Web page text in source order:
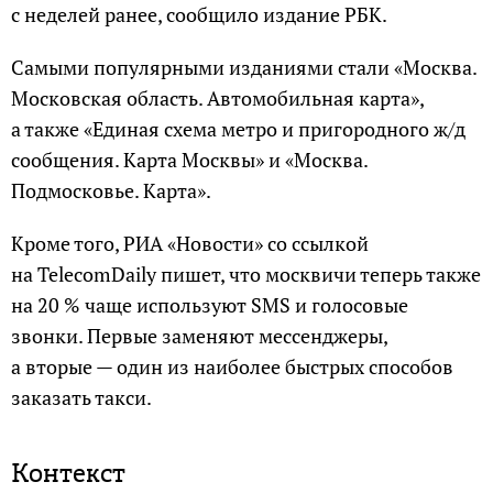
с неделей ранее, сообщило издание РБК.
Самыми популярными изданиями стали «Москва.
Московская область. Автомобильная карта»,
а также «Единая схема метро и пригородного ж/д
сообщения. Карта Москвы» и «Москва.
Подмосковье. Карта».
Кроме того, РИА «Новости» со ссылкой
на TelecomDaily пишет, что москвичи теперь также
на 20 % чаще используют SMS и голосовые
звонки. Первые заменяют мессенджеры,
а вторые — один из наиболее быстрых способов
заказать такси.
Контекст